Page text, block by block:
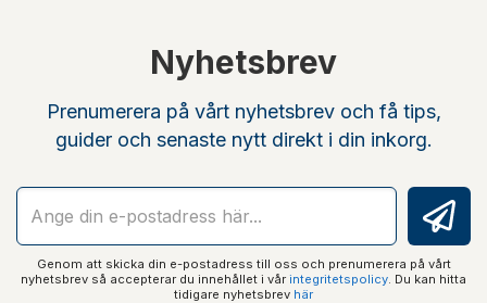
Nyhetsbrev
Prenumerera på vårt nyhetsbrev och få tips,
guider och senaste nytt direkt i din inkorg.
Genom att skicka din e-postadress till oss och prenumerera på vårt
nyhetsbrev så accepterar du innehållet i vår integritetspolicy. Du kan hitta
tidigare nyhetsbrev här